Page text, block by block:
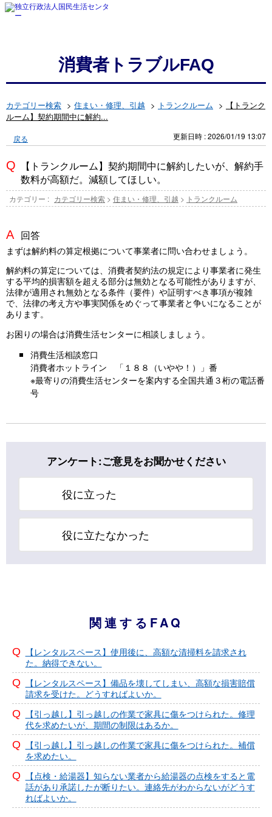
消費者トラブルFAQ
カテゴリー検索 > 住まい・修理、引越 > トランクルーム >
【トランク
ルーム】契約期間中に解約...
戻る 更新日時 : 2026/01/19 13:07
【トランクルーム】契約期間中に解約したいが、解約手
数料が高額だ。減額してほしい。
カテゴリー : カテゴリー検索 > 住まい・修理、引越 > トランクルーム
回答
まずは解約料の算定根拠について事業者に問い合わせましょう。
解約料の算定については、消費者契約法の規定により事業者に発生
する平均的損害額を超える部分は無効となる可能性がありますが、
法律が適用され無効となる条件（要件）や証明すべき事項が複雑
で、法律の考え方や事実関係をめぐって事業者と争いになることが
あります。
お困りの場合は消費生活センターに相談しましょう。
消費生活相談窓口
消費者ホットライン 「１８８（いやや！）」番
※最寄りの消費生活センターを案内する全国共通３桁の電話番
号
アンケート:ご意見をお聞かせください
役に立った
役に立たなかった
関連するFAQ
【レンタルスペース】使用後に、高額な清掃料を請求され
た。納得できない。
【レンタルスペース】備品を壊してしまい、高額な損害賠償
請求を受けた。どうすればよいか。
【引っ越し】引っ越しの作業で家具に傷をつけられた。修理
代を求めたいが、期間の制限はあるか。
【引っ越し】引っ越しの作業で家具に傷をつけられた。補償
を求めたい。
【点検・給湯器】知らない業者から給湯器の点検をすると電
話があり承諾したが断りたい。連絡先がわからないがどうす
ればよいか。